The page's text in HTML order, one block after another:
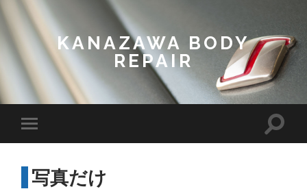
KANAZAWA BODY
REPAIR
mobile
Toggle
写真だけ